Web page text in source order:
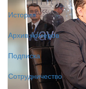
История
Архив номеров
Подписка
Сотрудничество